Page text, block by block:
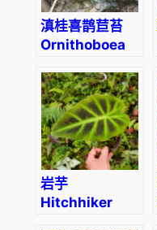
滇桂喜鹊苣苔
Ornithoboea
岩芋
Hitchhiker